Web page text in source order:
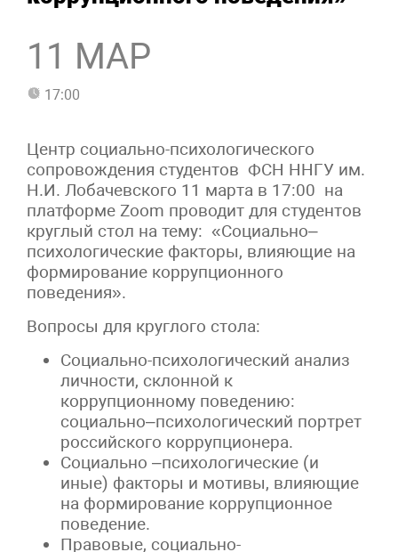
11 МАР
17:00
Центр социально-психологического
сопровождения студентов ФСН ННГУ им.
Н.И. Лобачевского 11 марта в 17:00 на
платформе Zoom проводит для студентов
круглый стол на тему: «Социально–
психологические факторы, влияющие на
формирование коррупционного
поведения».
Вопросы для круглого стола:
Социально-психологический анализ
личности, склонной к
коррупционному поведению:
социально–психологический портрет
российского коррупционера.
Социально –психологические (и
иные) факторы и мотивы, влияющие
на формирование коррупционное
поведение.
Правовые, социально-